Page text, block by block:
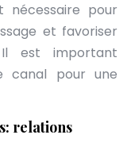
nécessaire pour
et favoriser
Il est important
canal pour une
relations